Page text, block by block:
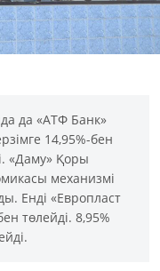
да «АТФ Банк»
14,95%-бен
«Даму» Қоры
механизмі
Енді «Европласт
төлейді. 8,95%